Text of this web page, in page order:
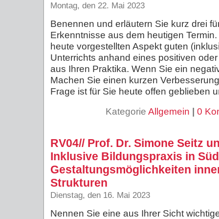
Montag, den 22. Mai 2023
Benennen und erläutern Sie kurz drei
Erkenntnisse aus dem heutigen
heute vorgestellten Aspekt guten
Unterrichts anhand eines positiven
aus Ihren Praktika. Wenn Sie ein
Machen Sie einen kurzen
Frage ist für Sie heute offen geblieben
Kategorie Allgemein 0
RV04// Prof. Dr. Simone Seitz
Inklusive Bildungspraxis in
Gestaltungsmöglichkeiten
Strukturen
Dienstag, den 16. Mai 2023
Nennen Sie eine aus Ihrer Sicht